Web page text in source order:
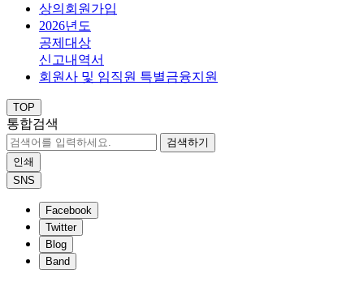
상의회원가입
2026년도
공제대상
신고내역서
회원사 및 임직원 특별금융지원
TOP
통합검색
검색하기
인쇄
SNS
Facebook
Twitter
Blog
Band